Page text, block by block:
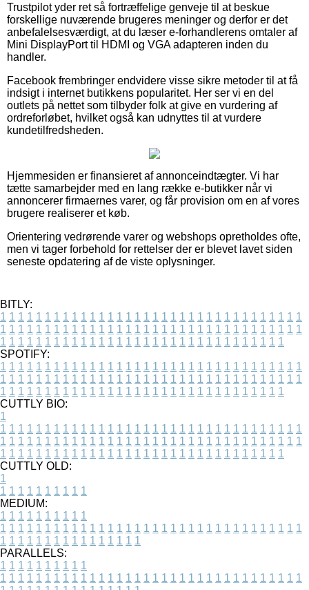
Trustpilot yder ret så fortræffelige genveje til at beskue
forskellige nuværende brugeres meninger og derfor er det
anbefalelsesværdigt, at du læser e-forhandlerens omtaler af
Mini DisplayPort til HDMI og VGA adapteren inden du
handler.
Facebook frembringer endvidere visse sikre metoder til at få
indsigt i internet butikkens popularitet. Her ser vi en del
outlets på nettet som tilbyder folk at give en vurdering af
ordreforløbet, hvilket også kan udnyttes til at vurdere
kundetilfredsheden.
Hjemmesiden er finansieret af annonceindtægter. Vi har
tætte samarbejder med en lang række e-butikker når vi
annoncerer firmaernes varer, og får provision om en af vores
brugere realiserer et køb.
Orientering vedrørende varer og webshops opretholdes ofte,
men vi tager forbehold for rettelser der er blevet lavet siden
seneste opdatering af de viste oplysninger.
BITLY:
1 1 1 1 1 1 1 1 1 1 1 1 1 1 1 1 1 1 1 1 1 1 1 1 1 1 1 1 1 1 1 1 1 1
1 1 1 1 1 1 1 1 1 1 1 1 1 1 1 1 1 1 1 1 1 1 1 1 1 1 1 1 1 1 1 1 1 1
1 1 1 1 1 1 1 1 1 1 1 1 1 1 1 1 1 1 1 1 1 1 1 1 1 1 1 1 1 1 1 1
SPOTIFY:
1 1 1 1 1 1 1 1 1 1 1 1 1 1 1 1 1 1 1 1 1 1 1 1 1 1 1 1 1 1 1 1 1 1
1 1 1 1 1 1 1 1 1 1 1 1 1 1 1 1 1 1 1 1 1 1 1 1 1 1 1 1 1 1 1 1 1 1
1 1 1 1 1 1 1 1 1 1 1 1 1 1 1 1 1 1 1 1 1 1 1 1 1 1 1 1 1 1 1 1
CUTTLY BIO:
1
1 1 1 1 1 1 1 1 1 1 1 1 1 1 1 1 1 1 1 1 1 1 1 1 1 1 1 1 1 1 1 1 1 1
1 1 1 1 1 1 1 1 1 1 1 1 1 1 1 1 1 1 1 1 1 1 1 1 1 1 1 1 1 1 1 1 1 1
1 1 1 1 1 1 1 1 1 1 1 1 1 1 1 1 1 1 1 1 1 1 1 1 1 1 1 1 1 1 1 1
CUTTLY OLD:
1
1 1 1 1 1 1 1 1 1 1
MEDIUM:
1 1 1 1 1 1 1 1 1 1
1 1 1 1 1 1 1 1 1 1 1 1 1 1 1 1 1 1 1 1 1 1 1 1 1 1 1 1 1 1 1 1 1 1
1 1 1 1 1 1 1 1 1 1 1 1 1 1 1 1
PARALLELS:
1 1 1 1 1 1 1 1 1 1
1 1 1 1 1 1 1 1 1 1 1 1 1 1 1 1 1 1 1 1 1 1 1 1 1 1 1 1 1 1 1 1 1 1